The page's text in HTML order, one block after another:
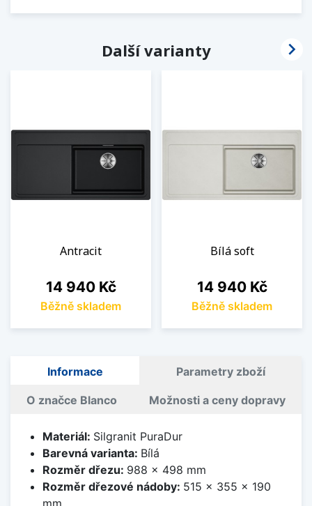
Další varianty
Antracit
Cena
14 940 Kč
Běžně skladem
Bílá soft
Cena
14 940 Kč
Běžně skladem

Informace Parametry zboží
O značce Blanco Možnosti a ceny dopravy
Materiál: Silgranit PuraDur
Barevná varianta: Bílá
Rozměr dřezu: 988 x 498 mm
Rozměr dřezové nádoby: 515 x 355 x 190
mm